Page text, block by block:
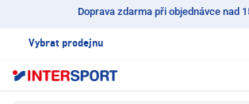
Doprava zdarma při objednávce nad
Vybrat prodejnu